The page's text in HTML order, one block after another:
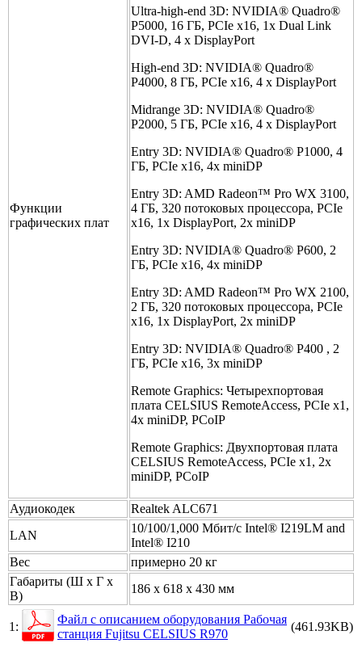
Функции
графических плат
Ultra-high-end 3D: NVIDIA® Quadro®
P5000, 16 ГБ, PCIe x16, 1x Dual Link
DVI-D, 4 x DisplayPort
High-end 3D: NVIDIA® Quadro®
P4000, 8 ГБ, PCIe x16, 4 x DisplayPort
Midrange 3D: NVIDIA® Quadro®
P2000, 5 ГБ, PCIe x16, 4 x DisplayPort
Entry 3D: NVIDIA® Quadro® P1000, 4
ГБ, PCIe x16, 4x miniDP
Entry 3D: AMD Radeon™ Pro WX 3100,
4 ГБ, 320 потоковых процессора, PCIe
x16, 1x DisplayPort, 2x miniDP
Entry 3D: NVIDIA® Quadro® P600, 2
ГБ, PCIe x16, 4x miniDP
Entry 3D: AMD Radeon™ Pro WX 2100,
2 ГБ, 320 потоковых процессора, PCIe
x16, 1x DisplayPort, 2x miniDP
Entry 3D: NVIDIA® Quadro® P400 , 2
ГБ, PCIe x16, 3x miniDP
Remote Graphics: Четырехпортовая
плата CELSIUS RemoteAccess, PCIe x1,
4x miniDP, PCoIP
Remote Graphics: Двухпортовая плата
CELSIUS RemoteAccess, PCIe x1, 2x
miniDP, PCoIP
Аудиокодек
Realtek ALC671
LAN
10/100/1,000 Мбит/с Intel® I219LM and
Intel® I210
Вес
примерно 20 кг
Габариты (Ш x Г x
В)
186 x 618 x 430 мм
1:
Файл с описанием оборудования Pабочая
станция Fujitsu CELSIUS R970
(461.93KB)